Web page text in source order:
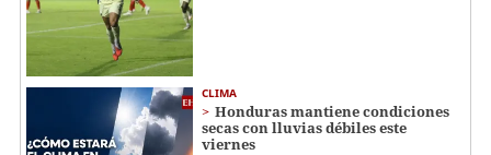
CLIMA
Honduras mantiene condiciones
secas con lluvias débiles este
viernes